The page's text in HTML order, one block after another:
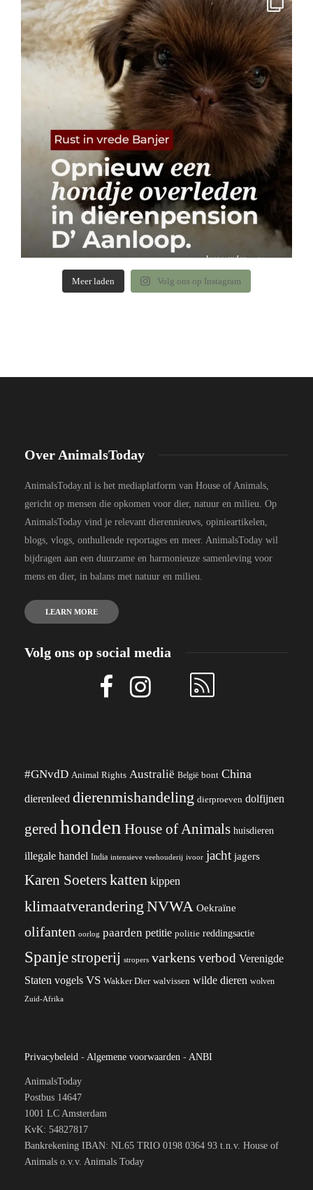
Meer laden Volg ons op Instagram
Over AnimalsToday
AnimalsToday.nl is het mediaplatform van House of Animals,
gericht op mensen die opkomen voor dier, natuur en milieu. Op
AnimalsToday vind je relevant dierennieuws, opinieartikelen,
blogs, vlogs, onthullende reportages en meer. AnimalsToday wil
bijdragen aan een duurzame en harmonieuze samenleving voor
mens en dier, in balans met natuur en milieu.
LEARN MORE
Volg ons op social media
#GNvdD Animal Rights Australië België bont China
dierenleed dierenmishandeling dierproeven dolfijnen
gered honden House of Animals huisdieren
illegale handel India intensieve veehouderij ivoor jacht jagers
Karen Soeterskatten kippen
klimaatverandering NVWA Oekraïne
olifanten oorlog paarden petitie politie reddingsactie
Spanjestroperij stropers varkens verbod Verenigde
Staten vogels VS Wakker Dier walvissen wilde dieren wolven
Zuid-Afrika
Privacybeleid - Algemene voorwaarden - ANBI
AnimalsToday
Postbus 14647
1001 LC Amsterdam
KvK: 54827817
Bankrekening IBAN: NL65 TRIO 0198 0364 93 t.n.v. House of
Animals o.v.v. Animals Today